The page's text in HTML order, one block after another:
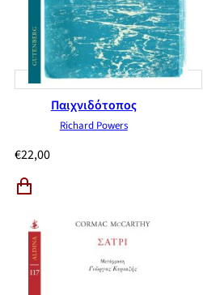
Παιχνιδότοπος
Richard Powers
€22,00